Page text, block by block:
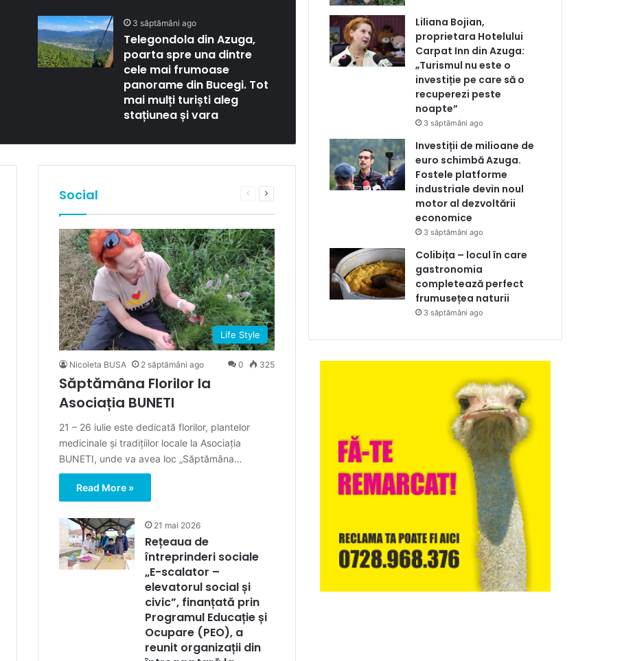
3 săptămâni ago
Telegondola din Azuga,
poarta spre una dintre
cele mai frumoase
panorame din Bucegi. Tot
mai mulți turiști aleg
stațiunea și vara
Social
Previous
Life Style
Nicoleta BUSA 2 săptămâni ago 0 325
Săptămâna Florilor la
Asociația BUNETI
21 – 26 iulie este dedicată florilor, plantelor
medicinale și tradițiilor locale la Asociația
BUNETI, unde va avea loc „Săptămâna…
Read More »
21 mai 2026
Rețeaua de
întreprinderi sociale
„E-scalator –
elevatorul social și
civic”, finanțată prin
Programul Educație și
Ocupare (PEO), a
reunit organizații din
Liliana Bojian,
proprietara Hotelului
Carpat Inn din Azuga:
„Turismul nu este o
investiție pe care să o
recuperezi peste
noapte”
3 săptămâni ago
Investiții de milioane de
euro schimbă Azuga.
Fostele platforme
industriale devin noul
motor al dezvoltării
economice
3 săptămâni ago
Colibița – locul în care
gastronomia
completează perfect
frumusețea naturii
3 săptămâni ago